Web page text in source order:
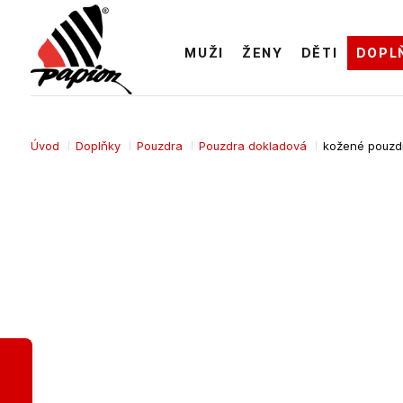
Úvod Doplňky Pouzdra Pouzdra dokladová kožené
MUŽI ŽENY DĚTI